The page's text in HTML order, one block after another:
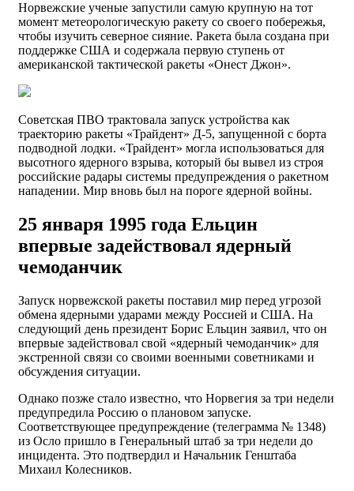
Норвежские ученые запустили самую крупную на тот
момент метеорологическую ракету со своего побережья,
чтобы изучить северное сияние. Ракета была создана при
поддержке США и содержала первую ступень от
американской тактической ракеты «Онест Джон».
Советская ПВО трактовала запуск устройства как
траекторию ракеты «Трайдент» Д-5, запущенной с борта
подводной лодки. «Трайдент» могла использоваться для
высотного ядерного взрыва, который бы вывел из строя
российские радары системы предупреждения о ракетном
нападении. Мир вновь был на пороге ядерной войны.
25 января 1995 года Ельцин
впервые задействовал ядерный
чемоданчик
Запуск норвежской ракеты поставил мир перед угрозой
обмена ядерными ударами между Россией и США. На
следующий день президент Борис Ельцин заявил, что он
впервые задействовал свой «ядерный чемоданчик» для
экстренной связи со своими военными советниками и
обсуждения ситуации.
Однако позже стало известно, что Норвегия за три недели
предупредила Россию о плановом запуске.
Соответствующее предупреждение (телеграмма № 1348)
из Осло пришло в Генеральный штаб за три недели до
инцидента. Это подтвердил и Начальник Генштаба
Михаил Колесников.